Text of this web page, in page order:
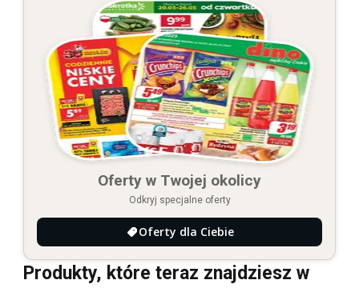
Oferty w Twojej okolicy
Odkryj specjalne oferty
Oferty dla Ciebie
Produkty, które teraz znajdziesz w